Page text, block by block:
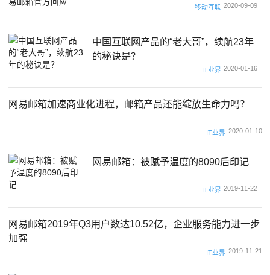
移动互联 2020-09-09
中国互联网产品的“老大哥”，续航23年
的秘诀是？
IT业界 2020-01-16
网易邮箱加速商业化进程，邮箱产品还能绽放生命力吗？
IT业界 2020-01-10
网易邮箱：被赋予温度的8090后印记
IT业界 2019-11-22
网易邮箱2019年Q3用户数达10.52亿，企业服务能力进一步
加强
IT业界 2019-11-21